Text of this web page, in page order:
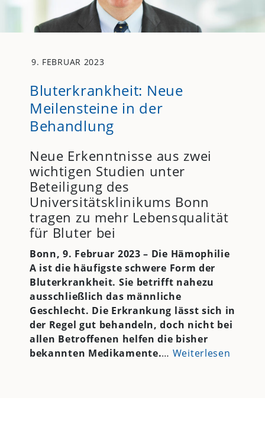
9. FEBRUAR 2023
Bluterkrankheit: Neue
Meilensteine in der
Behandlung
Neue Erkenntnisse aus zwei
wichtigen Studien unter
Beteiligung des
Universitätsklinikums Bonn
tragen zu mehr Lebensqualität
für Bluter bei
Bonn, 9. Februar 2023 – Die Hämophilie
A ist die häufigste schwere Form der
Bluterkrankheit. Sie betrifft nahezu
ausschließlich das männliche
Geschlecht. Die Erkrankung lässt sich in
der Regel gut behandeln, doch nicht bei
allen Betroffenen helfen die bisher
bekannten Medikamente.… Weiterlesen